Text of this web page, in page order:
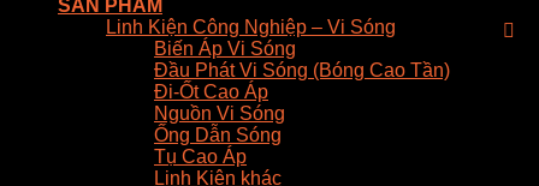
SẢN PHẨM
Linh Kiện Công Nghiệp – Vi Sóng
Biến Áp Vi Sóng
Đầu Phát Vi Sóng (Bóng Cao Tần)
Đi-Ốt Cao Áp
Nguồn Vi Sóng
Ống Dẫn Sóng
Tụ Cao Áp
Linh Kiện khác